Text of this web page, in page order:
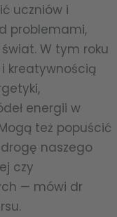
uczniów i
problemami,
W tym roku
kreatywnością
energii w
też popuścić
naszego
czy
— mówi dr